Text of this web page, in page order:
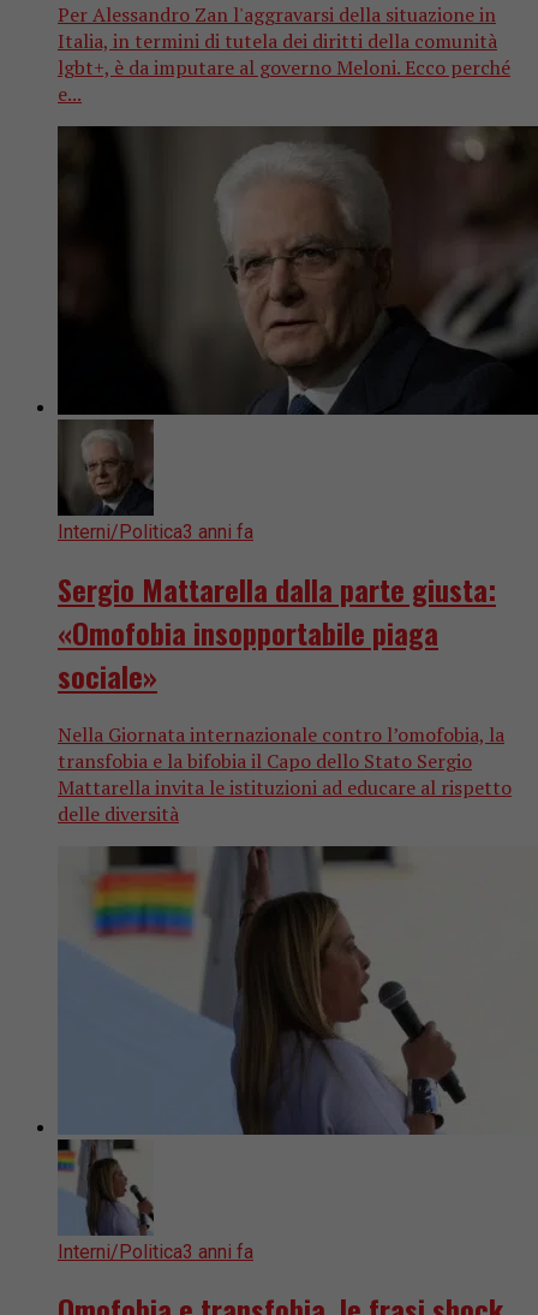
Per Alessandro Zan l'aggravarsi della situazione in
Italia, in termini di tutela dei diritti della comunità
lgbt+, è da imputare al governo Meloni. Ecco perché
e...
Interni/Politica3 anni fa
Sergio Mattarella dalla parte giusta:
«Omofobia insopportabile piaga
sociale»
Nella Giornata internazionale contro l’omofobia, la
transfobia e la bifobia il Capo dello Stato Sergio
Mattarella invita le istituzioni ad educare al rispetto
delle diversità
Interni/Politica3 anni fa